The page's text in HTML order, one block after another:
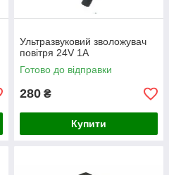
Ультразвуковий зволожувач
повітря 24V 1A
Готово до відправки
280 ₴
Купити